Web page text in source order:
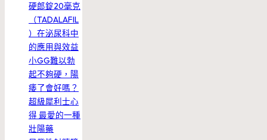
硬郎錠20毫克
（TADALAFIL
）在泌尿科中
的應用與效益
小GG難以勃
起不夠硬，陽
痿了會好嗎？
超級犀利士心
得 最愛的一種
壯陽藥